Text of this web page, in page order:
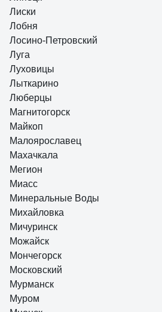
Лиски
Лобня
Лосино-Петровский
Луга
Луховицы
Лыткарино
Люберцы
Магнитогорск
Майкоп
Малоярославец
Махачкала
Мегион
Миасс
Минеральные Воды
Михайловка
Мичуринск
Можайск
Мончегорск
Московский
Мурманск
Муром